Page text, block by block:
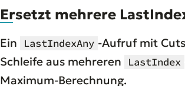
Ersetzt mehrere
Ein LastIndexAny -Aufruf mit
Schleife aus mehreren
LastIndex
Maximum-Berechnung.